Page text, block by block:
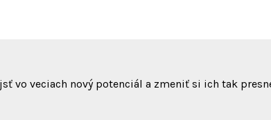
vo veciach nový potenciál a zmeniť si ich tak